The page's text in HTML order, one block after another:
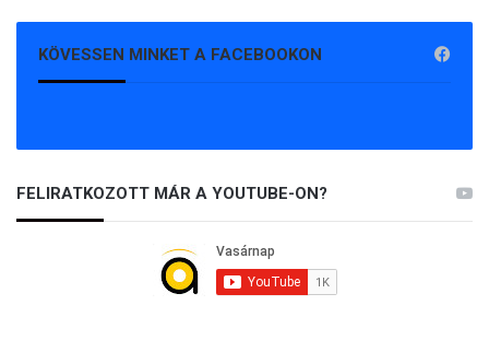
KÖVESSEN MINKET A FACEBOOKON
FELIRATKOZOTT MÁR A YOUTUBE-ON?